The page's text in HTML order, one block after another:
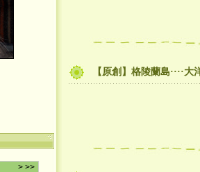
【原創】格陵蘭島····